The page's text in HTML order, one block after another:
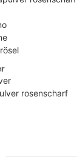
rosenscharf